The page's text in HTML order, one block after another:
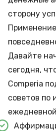
сторону
Давайте
сегодня,
Comperia
советов по